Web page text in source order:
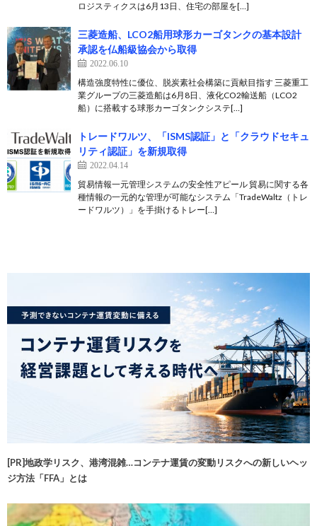
ロジスティクスは6月13日、住宅の部屋を[…]
三菱造船、LCO2船用球形カーゴタンクの基本設計
承認を仏船級協会から取得
2022.06.10
構造強度特性に優位、脱炭素社会構築に貢献目指す 三菱重工
業グループの三菱造船は6月8日、液化CO2輸送船（LCO2
船）に搭載する球形カーゴタンクシステ[…]
トレードワルツ、「ISMS認証」と「クラウドセキュ
リティ認証」を新規取得
2022.04.14
貿易情報一元管理システムの安全性アピール 貿易に関する各
種情報の一元的な管理が可能なシステム「TradeWaltz（トレ
ードワルツ）」を手掛けるトレー[…]
[PR]地政学リスク、港湾混雑…コンテナ運賃の変動リスクへの新しいヘッ
ジ方法「FFA」とは